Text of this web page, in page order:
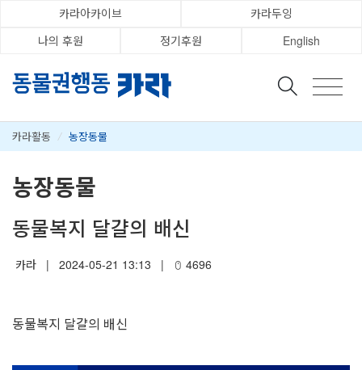
카라아카이브
카라두잉
나의 후원
정기후원 English
카라활동 / 농장동물
농장동물
동물복지 달걀의 배신
카라 | 2024-05-21 13:13 | 4696
동물복지 달걀의 배신